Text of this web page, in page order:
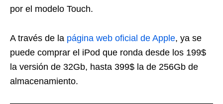
por el modelo Touch.
A través de la página web oficial de Apple, ya se
puede comprar el iPod que ronda desde los 199$
la versión de 32Gb, hasta 399$ la de 256Gb de
almacenamiento.